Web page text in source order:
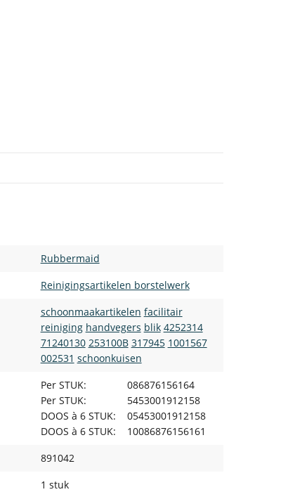
Rubbermaid
Reinigingsartikelen borstelwerk
schoonmaakartikelen facilitair
reiniging handvegers blik 4252314
71240130 253100B 317945 1001567
002531 schoonkuisen
Per STUK:
086876156164
Per STUK:
5453001912158
DOOS à 6 STUK:
05453001912158
DOOS à 6 STUK:
10086876156161
891042
1 stuk